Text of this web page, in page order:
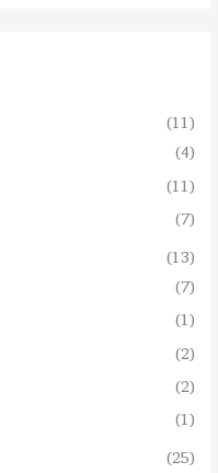
(11)
(4)
(11)
(7)
(13)
(7)
(1)
(2)
(2)
(1)
(25)